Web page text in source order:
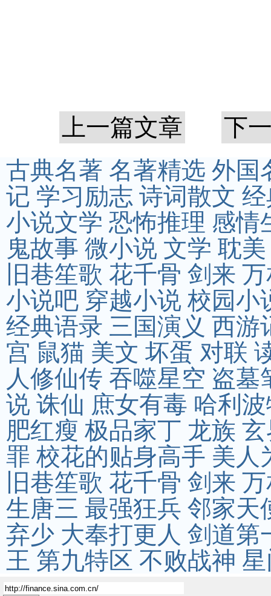
上一篇文章
下
古典名著 名著精选 外国
记 学习励志 诗词散文
小说文学 恐怖推理 感情
鬼故事 微小说 文学 耽美
旧巷笙歌 花千骨 剑来
小说吧 穿越小说 校园小
经典语录 三国演义 西游
宫 鼠猫 美文 坏蛋 对联
人修仙传 吞噬星空 盗墓
说 诛仙 庶女有毒 哈利
肥红瘦 极品家丁 龙族
罪 校花的贴身高手 美人
旧巷笙歌 花千骨 剑来
生唐三 最强狂兵 邻家天
弃少 大奉打更人 剑道第
王 第九特区 不败战神